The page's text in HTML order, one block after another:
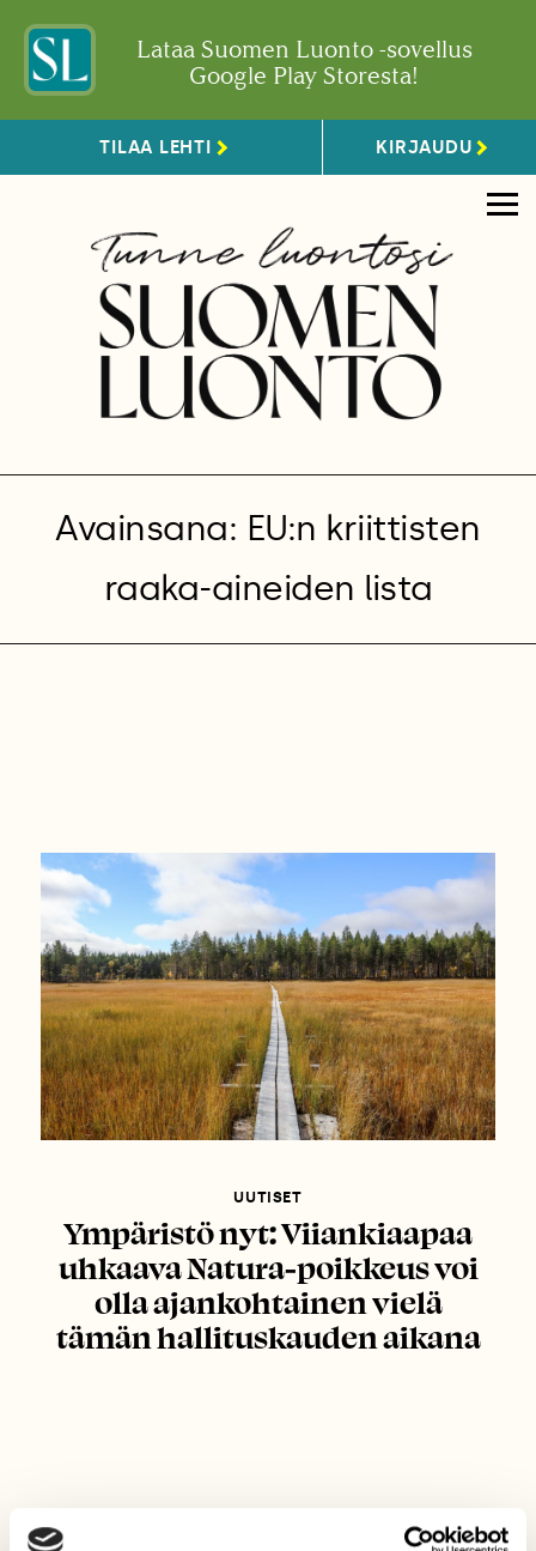
Lataa Suomen Luonto -sovellus
Google Play Storesta!
TILAA LEHTI KIRJAUDU
Avainsana: EU:n kriittisten
raaka-aineiden lista
UUTISET
Ympäristö nyt: Viiankiaapaa
uhkaava Natura-poikkeus voi
olla ajankohtainen vielä
tämän hallituskauden aikana